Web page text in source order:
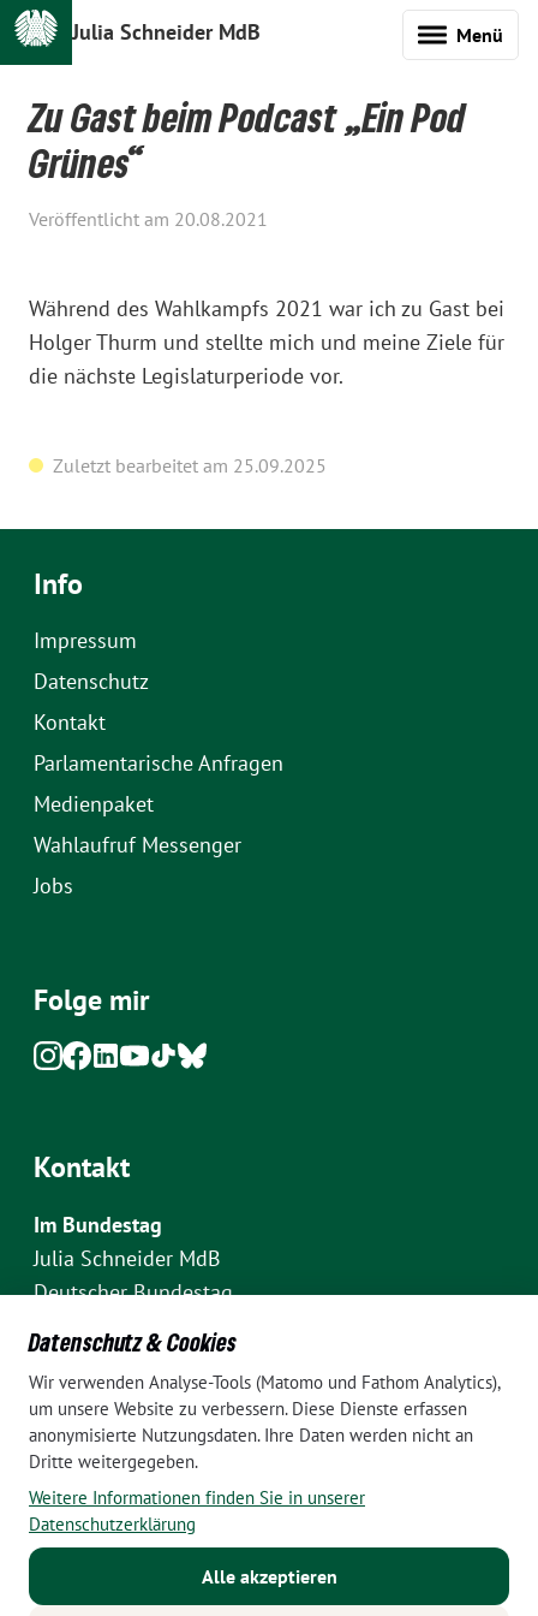
Julia Schneider MdB Menü
Zu Gast beim Podcast „Ein Pod
Grünes“
Veröffentlicht am 20.08.2021
Während des Wahlkampfs 2021 war ich zu Gast bei
Holger Thurm und stellte mich und meine Ziele für
die nächste Legislaturperiode vor.
Zuletzt bearbeitet am 25.09.2025
Info
Impressum
Datenschutz
Kontakt
Parlamentarische Anfragen
Medienpaket
Wahlaufruf Messenger
Jobs
Folge mir
Kontakt
Im Bundestag
Julia Schneider MdB
Deutscher Bundestag
Fraktion Bündnis 90/Die Grünen
Platz der Republik 1
D-10111 Berlin
E-Mail: julia.schneider(at)bundestag.de
Telefon: +49 30 227 70907
Im Wahlkreis Pankow
Wahlkreisbüro Julia Schneider
Datenschutz & Cookies
Wir verwenden Analyse-Tools (Matomo und Fathom Analytics),
um unsere Website zu verbessern. Diese Dienste erfassen
anonymisierte Nutzungsdaten. Ihre Daten werden nicht an
Dritte weitergegeben.
Weitere Informationen finden Sie in unserer
Datenschutzerklärung
Alle akzeptieren